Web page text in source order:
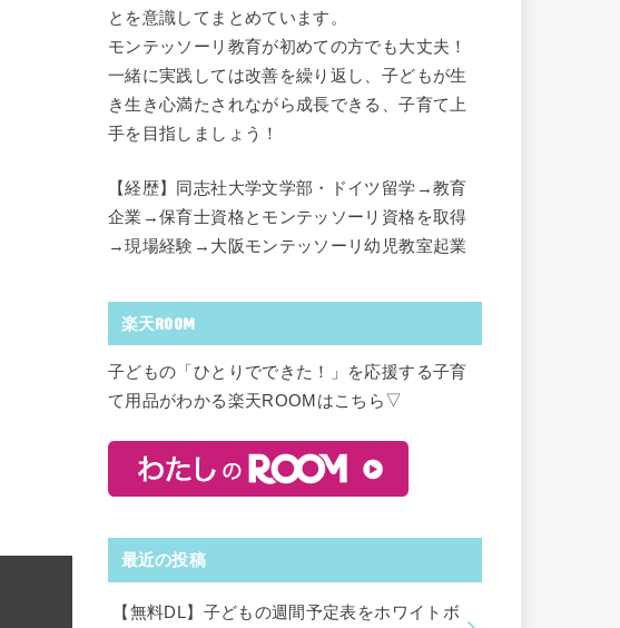
とを意識してまとめています。
モンテッソーリ教育が初めての方でも大丈夫！
一緒に実践しては改善を繰り返し、子どもが生
き生き心満たされながら成長できる、子育て上
手を目指しましょう！
【経歴】同志社大学文学部・ドイツ留学→教育
企業→保育士資格とモンテッソーリ資格を取得
→現場経験→大阪モンテッソーリ幼児教室起業
楽天ROOM
子どもの「ひとりでできた！」を応援する子育
て用品がわかる楽天ROOMはこちら▽
最近の投稿
【無料DL】子どもの週間予定表をホワイトボ